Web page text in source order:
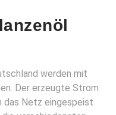
werden mit
Der erzeugte Strom
das Netz eingespeist